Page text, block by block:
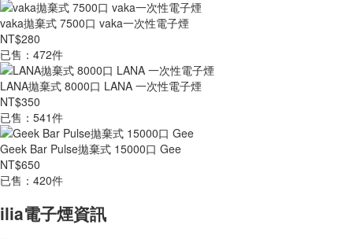
vaka拋棄式 7500口 vaka一次性電子煙
NT$280
已售：472件
LANA拋棄式 8000口 LANA 一次性電子煙
NT$350
已售：541件
Geek Bar Pulse拋棄式 15000口 Gee
NT$650
已售：420件
ilia電子煙資訊